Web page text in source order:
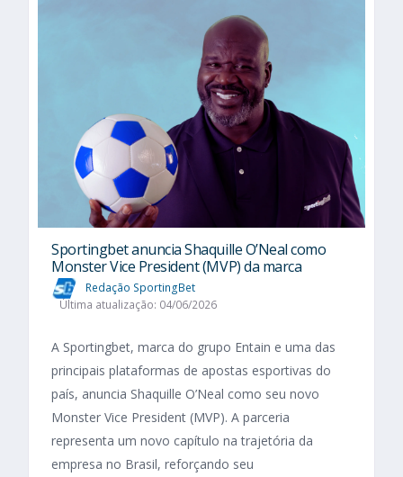
Sportingbet anuncia Shaquille O’Neal como
Monster Vice President (MVP) da marca
Redação SportingBet
Última atualização: 04/06/2026
A Sportingbet, marca do grupo Entain e uma das
principais plataformas de apostas esportivas do
país, anuncia Shaquille O’Neal como seu novo
Monster Vice President (MVP). A parceria
representa um novo capítulo na trajetória da
empresa no Brasil, reforçando seu